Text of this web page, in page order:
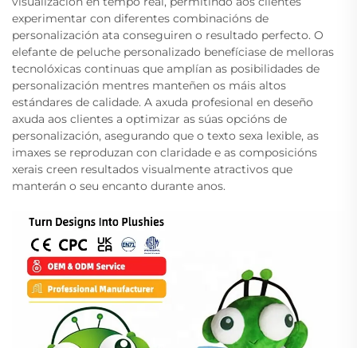
experimentar con diferentes combinacións de
personalización ata conseguiren o resultado perfecto. O
elefante de peluche personalizado benefíciase de melloras
tecnolóxicas continuas que amplían as posibilidades de
personalización mentres manteñen os máis altos
estándares de calidade. A axuda profesional en deseño
axuda aos clientes a optimizar as súas opcións de
personalización, asegurando que o texto sexa lexible, as
imaxes se reproduzan con claridade e as composicións
xerais creen resultados visualmente atractivos que
manterán o seu encanto durante anos.